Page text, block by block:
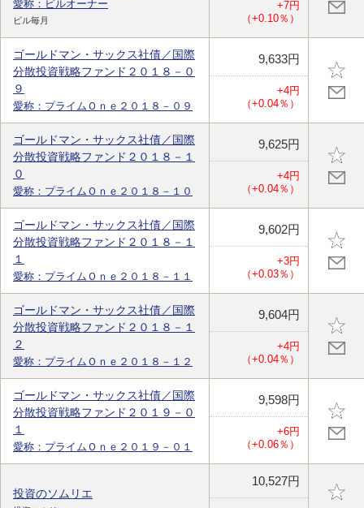
愛称：ビルオーナー
ビル毎月
+7円
（+0.10％）
ゴールドマン・サックス社債／国際
分散投資戦略ファンド２０１８－０
９
愛称：プライムＯｎｅ２０１８－０９
9,633円
+4円
（+0.04％）
ゴールドマン・サックス社債／国際
分散投資戦略ファンド２０１８－１
０
愛称：プライムＯｎｅ２０１８－１０
9,625円
+4円
（+0.04％）
ゴールドマン・サックス社債／国際
分散投資戦略ファンド２０１８－１
１
愛称：プライムＯｎｅ２０１８－１１
9,602円
+3円
（+0.03％）
ゴールドマン・サックス社債／国際
分散投資戦略ファンド２０１８－１
２
愛称：プライムＯｎｅ２０１８－１２
9,604円
+4円
（+0.04％）
ゴールドマン・サックス社債／国際
分散投資戦略ファンド２０１９－０
１
愛称：プライムＯｎｅ２０１９－０１
9,598円
+6円
（+0.06％）
投資のソムリエ
10,527円